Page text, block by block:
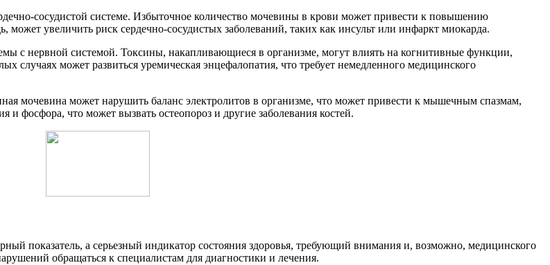
сосудистой системе. Избыточное количество мочевины в крови может привести к повышению
увеличить риск сердечно-сосудистых заболеваний, таких как инсульт или инфаркт миокарда.
с нервной системой. Токсины, накапливающиеся в организме, могут влиять на когнитивные функции,
случаях может развиться уремическая энцефалопатия, что требует немедленного медицинского
мочевина может нарушить баланс электролитов в организме, что может привести к мышечным спазмам,
фосфора, что может вызвать остеопороз и другие заболевания костей.
показатель, а серьезный индикатор состояния здоровья, требующий внимания и, возможно, медицинского
обращаться к специалистам для диагностики и лечения.